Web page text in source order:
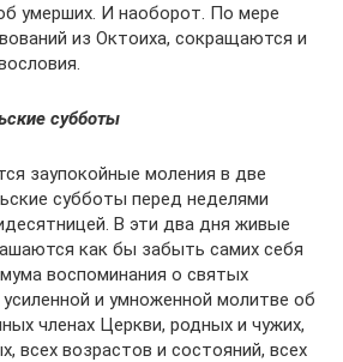
умерших. И наоборот. По мере
из Октоиха, сокращаются и
субботы
заупокойные моления в две
субботы перед неделями
В эти два дня живые
как бы забыть самих себя
воспоминания о святых
усиленной и умноженной молитве об
членах Церкви, родных и чужих,
всех возрастов и состояний, всех